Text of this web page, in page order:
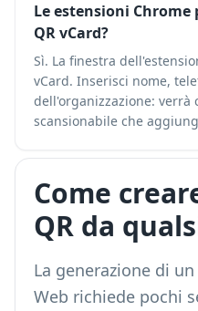
Le estensioni Chrome
QR vCard?
Sì. La finestra
vCard. Inserisci nome,
dell'organizzazione: verrà
scansionabile che
Come
QR da
La generazione di
Web richiede pochi